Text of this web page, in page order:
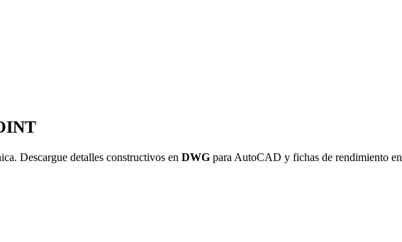
Descargue detalles constructivos en DWG para AutoCAD y fichas de rendimiento en